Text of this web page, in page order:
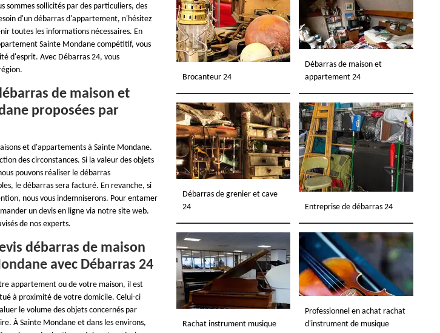
sommes sollicités par des particuliers, des
d'un débarras d'appartement, n'hésitez
toutes les informations nécessaires. En
Sainte Mondane compétitif, vous
d'esprit. Avec Débarras 24, vous
de maison et
proposées par
et d'appartements à Sainte Mondane.
des circonstances. Si la valeur des objets
pouvons réaliser le débarras
le débarras sera facturé. En revanche, si
nous vous indemniserons. Pour entamer
un devis en ligne via notre site web.
de nos experts.
débarras de maison
avec Débarras 24
appartement ou de votre maison, il est
à proximité de votre domicile. Celui-ci
le volume des objets concernés par
À Sainte Mondane et dans les environs,
Brocanteur 24
Débarras de maison et
appartement 24
Débarras de grenier et cave
24
Entreprise de débarras 24
Rachat instrument musique
Professionnel en achat rachat
d'instrument de musique